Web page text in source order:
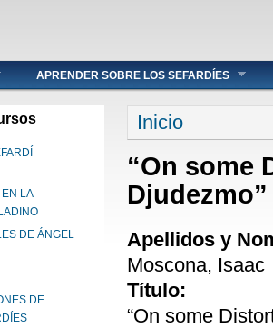
APRENDER SOBRE LOS SEFARDÍES
LA
DE ÁNGEL
DE
Se encuentra
Inicio
“On some
Djudezmo”
Apellidos y
Moscona, Isaac
Título:
“On some